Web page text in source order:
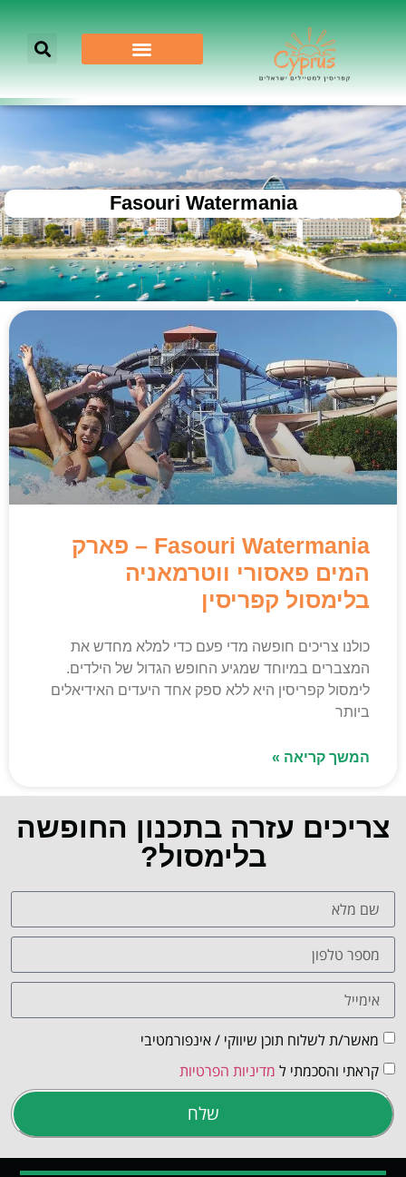
Fasouri Watermania
Fasouri Watermania – פארק
המים פאסורי ווטרמאניה
בלימסול קפריסין
כולנו צריכים חופשה מדי פעם כדי למלא מחדש את
המצברים במיוחד שמגיע החופש הגדול של הילדים.
לימסול קפריסין היא ללא ספק אחד היעדים האידיאלים
ביותר
המשך קריאה »
צריכים עזרה בתכנון החופשה
בלימסול?
מאשר/ת לשלוח תוכן שיווקי / אינפורמטיבי
קראתי והסכמתי ל מדיניות הפרטיות
שלח